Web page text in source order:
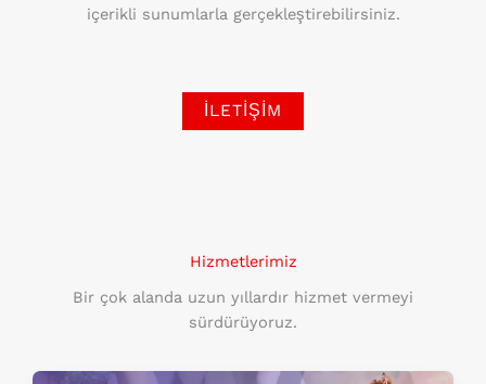
içerikli sunumlarla gerçekleştirebilirsiniz.
İLETIŞIM
Hizmetlerimiz
Bir çok alanda uzun yıllardır hizmet vermeyi
sürdürüyoruz.